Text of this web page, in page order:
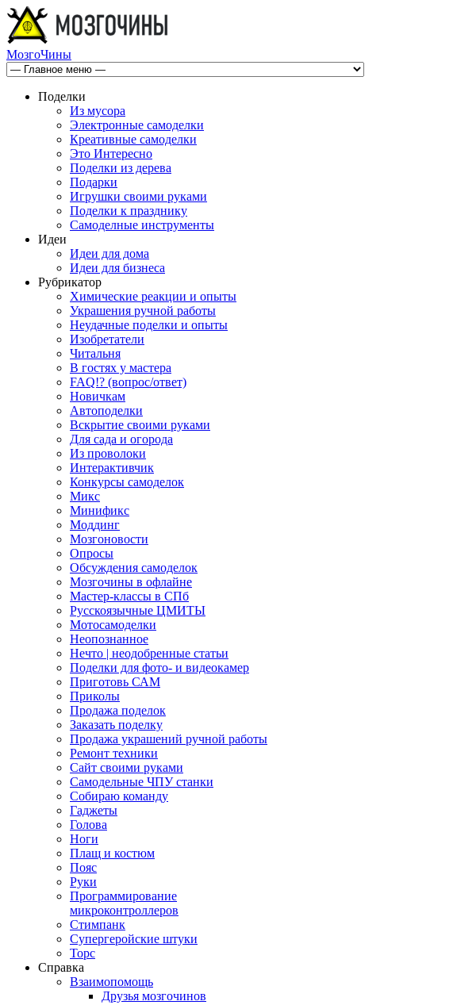
МозгоЧины
Поделки
Из мусора
Электронные самоделки
Креативные самоделки
Это Интересно
Поделки из дерева
Подарки
Игрушки своими руками
Поделки к празднику
Самоделные инструменты
Идеи
Идеи для дома
Идеи для бизнеса
Рубрикатор
Химические реакции и опыты
Украшения ручной работы
Неудачные поделки и опыты
Изобретатели
Читальня
В гостях у мастера
FAQ!? (вопрос/ответ)
Новичкам
Автоподелки
Вскрытие своими руками
Для сада и огорода
Из проволоки
Интерактивчик
Конкурсы самоделок
Микс
Минификс
Моддинг
Мозгоновости
Опросы
Обсуждения самоделок
Мозгочины в офлайне
Мастер-классы в СПб
Русскоязычные ЦМИТЫ
Мотосамоделки
Неопознанное
Нечто | неодобренные статьи
Поделки для фото- и видеокамер
Приготовь САМ
Приколы
Продажа поделок
Заказать поделку
Продажа украшений ручной работы
Ремонт техники
Сайт своими руками
Самодельные ЧПУ станки
Собираю команду
Гаджеты
Голова
Ноги
Плащ и костюм
Пояс
Руки
Программирование
микроконтроллеров
Стимпанк
Супергеройские штуки
Торс
Справка
Взаимопомощь
Друзья мозгочинов